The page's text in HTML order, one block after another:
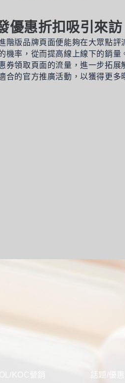
優惠折扣吸引來訪
階版品牌頁面便能夠在大眾點評
機率， 從而提高線上線下的銷量
券領取頁面的流量，進一步拓展
合的官方推廣活動，以獲得更多
KOC營銷 話題/優